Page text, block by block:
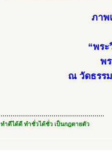
ภาพ
“พร
พ
ณ วัดธรร
.....................................................
ทำดีได้ดี ทำชั่วได้ชั่ว เป็นกฎตายตัว